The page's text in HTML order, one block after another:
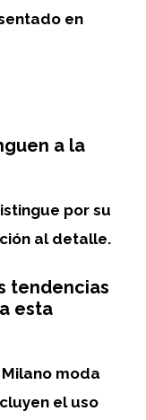
en
a la
por su
al detalle.
tendencias
esta
moda
el uso